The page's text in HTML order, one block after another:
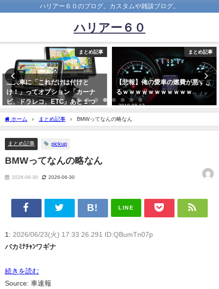
ハリアー６０のブログ。カスタムや雑談ブログ。
ハリアー６０
まとめ記事
三大車に「これだけは付けと
け！」ってオプション「カーナ
ビ、ドラレコ、ETC」あと１つ
は？
まとめ記事
【悲報】俺の愛車の燃費が悪すぎ
るｗｗｗｗｗｗｗｗｗｗｗ
2019-08-12
ホーム まとめ記事 BMWってなんの略なん
まとめ記事 pickup
BMWってなんの略なん
2026-06-30 2026-06-30
LINE
1: 2026/06/23(火) 17:33:26.291 ID:QBumTn07p
バカﾐﾅﾁｬﾝワギナ
続きを読む
Source: 車速報